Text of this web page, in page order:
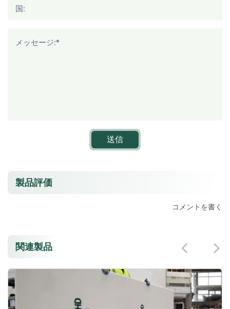
国:
メッセージ:*
送信
製品評価
コメントを書く
関連製品